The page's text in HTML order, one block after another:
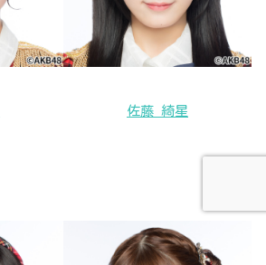
佐藤 綺星